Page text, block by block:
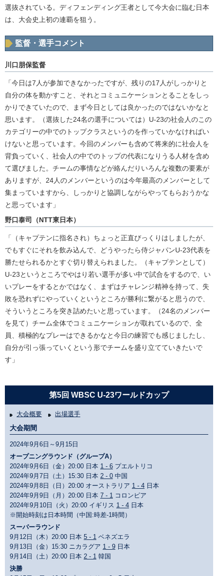
選抜されている。ディフェンディング王者として今大会に臨む日本
は、大会史上初の連覇を狙う。
監督・選手コメント
川口朋保監督
「今日は7人が参加できなかったですが、残りの17人がしっかりと
自分の体を動かすこと、それとコミュニケーションとることをしっ
かりできていたので、まず今日としては良かったのではないかなと
思います。（選抜した24名の選手については）U-23の社会人のこの
カテゴリーの中でのトップクラスというのを作っていかなければい
けないと思っています。今回のメンバーも含めて将来的に社会人を
背負っていく、社会人の中でのトップの代表になりうる人材を含め
て選びました。チームの事情などが絡んだりいろんな複数の要素が
ありますが、24人のメンバーというのは今年最高のメンバーとして
集まっていますから、しっかりと協調しながらやってもらおうかな
と思っています」
野口泰司（NTT東日本）
「（キャプテンに指名され）ちょっと正直びっくりはしましたが、
でもすぐにそれを飲み込んで、どうやったら侍ジャパンU-23代表を
勝たせられるかとすぐ切り替えられました。（キャプテンとして）
U-23というところでやはり若い選手が多い中で試合をするので、い
いプレーをするとかではなく、まずはチャレンジ精神を持って、失
敗を恐れずにやっていくというところが勝利に繋がると思うので、
そういうところを突き詰めたいと思っています。（24名のメンバー
を見て）チーム全体でコミュニケーションが取れているので、全
員、積極的なプレーはできるかなと今日の練習でも感じましたし、
自分が引っ張っていくという形でチームを盛り立てていきたいで
す」
第5回 WBSC U-23ワールドカップ
大会概要 出場選手
大会期間
2024年9月6日～9月15日
オープニングラウンド（グループA）
2024年9月6日（金）20:00 日本 1 - 6 プエルトリコ
2024年9月7日（土）15:30 日本 2 - 0 中国
2024年9月8日（日）20:00 オーストラリア 1 - 4 日本
2024年9月9日（月）20:00 日本 7 - 1 コロンビア
2024年9月10日（火）20:00 イギリス 1 - 4 日本
※開始時刻は日本時間（中国:時差-1時間）
スーパーラウンド
9月12日（木）20:00 日本 5 - 1 ベネズエラ
9月13日（金）15:30 ニカラグア 1 - 9 日本
9月14日（土）20:00 日本 2 - 1 韓国
決勝